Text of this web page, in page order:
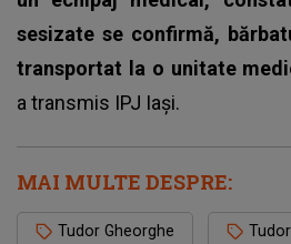
sesizate se confirmă,
transportat la o unitate
a transmis IPJ Iași.
MAI MULTE DESPRE:
Tudor Gheorghe